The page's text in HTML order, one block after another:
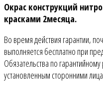
Окрас конструкций
красками 2месяца.
Во время действия гарантии,
выполняется бесплатно при
Обязательства по
установленным сторонними